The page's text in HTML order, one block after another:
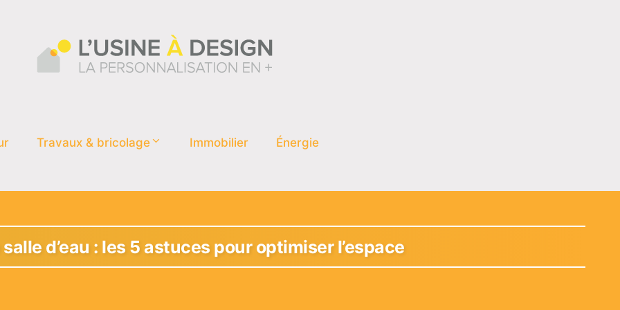
Travaux & bricolage Immobilier Énergie
d’eau : les 5 astuces pour optimiser l’espace